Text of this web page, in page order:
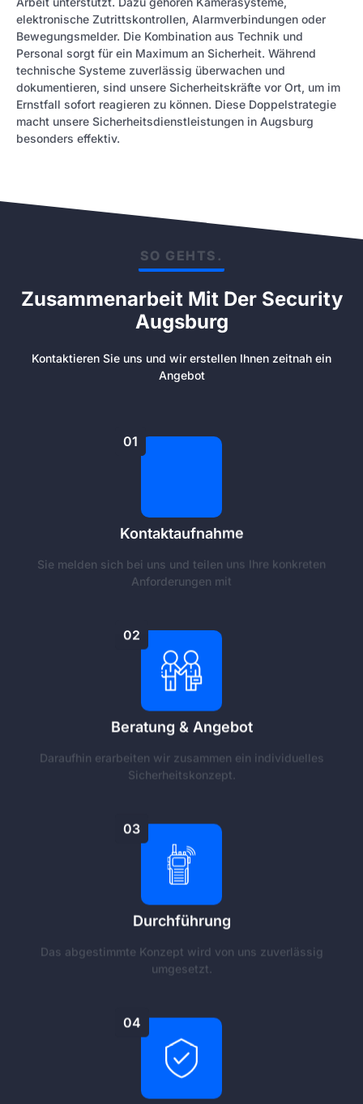
elektronische Zutrittskontrollen, Alarmverbindungen oder
Bewegungsmelder. Die Kombination aus Technik und
Personal sorgt für ein Maximum an Sicherheit. Während
technische Systeme zuverlässig überwachen und
dokumentieren, sind unsere Sicherheitskräfte vor Ort, um im
Ernstfall sofort reagieren zu können. Diese Doppelstrategie
macht unsere Sicherheitsdienstleistungen in Augsburg
besonders effektiv.
SO GEHTS.
Zusammenarbeit Mit Der Security
Augsburg
Kontaktieren Sie uns und wir erstellen Ihnen zeitnah ein
Angebot
01
Kontaktaufnahme
Sie melden sich bei uns und teilen uns Ihre konkreten
Anforderungen mit
02
Beratung & Angebot
Daraufhin erarbeiten wir zusammen ein individuelles
Sicherheitskonzept.
03
Durchführung
Das abgestimmte Konzept wird von uns zuverlässig
umgesetzt.
04